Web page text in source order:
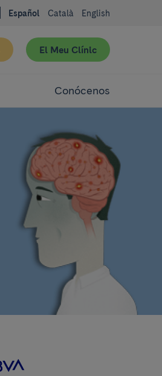
Español Català English
El Meu Clínic
Conócenos